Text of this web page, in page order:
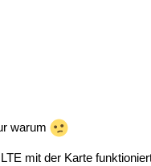
warum
mit der Karte